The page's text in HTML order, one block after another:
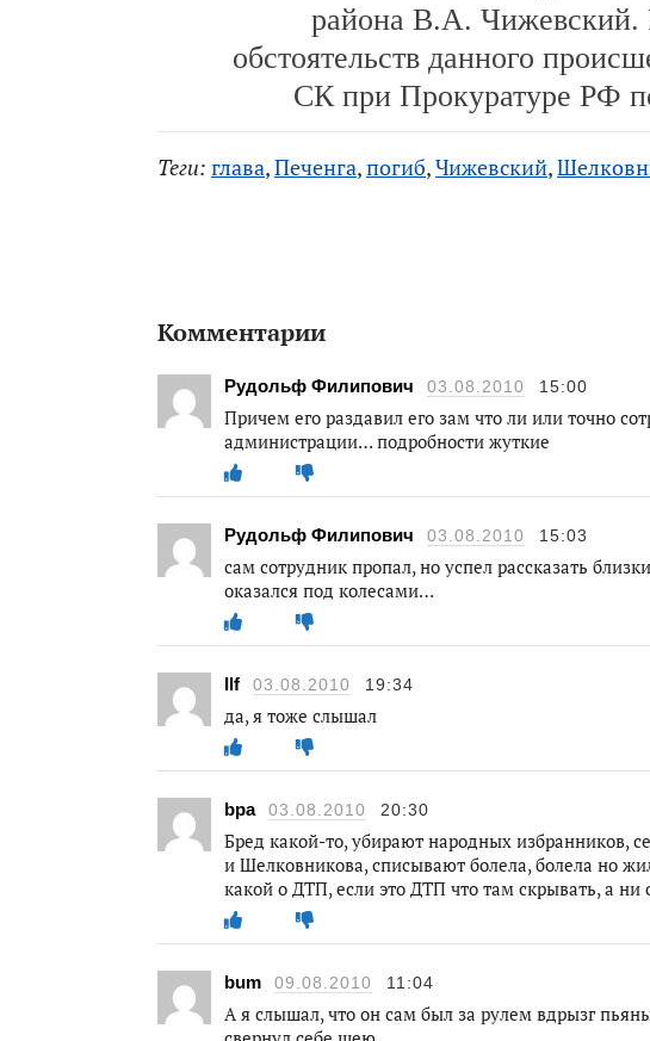
района В.А. Чижевский.
обстоятельств данного
СК при Прокуратуре РФ
Теги: глава,Печенга,погиб,Чижевский,
Комментарии
Рудольф Филипович 03.08.2010 15:00
Причем его раздавил его зам что ли или точно
администрации… подробности жуткие
Рудольф Филипович 03.08.2010 15:03
сам сотрудник пропал, но успел рассказать
оказался под колесами…
Ilf 03.08.2010 19:34
да, я тоже слышал
bpa 03.08.2010 20:30
Бред какой-то, убирают народных избранников,
и Шелковникова, списывают болела, болела но
какой о ДТП, если это ДТП что там скрывать, а ни
bum 09.08.2010 11:04
А я слышал, что он сам был за рулем вдрызг